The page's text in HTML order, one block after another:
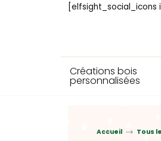
[elfsight_social_icons
Créations bois
personnalisées
Accueil Tous